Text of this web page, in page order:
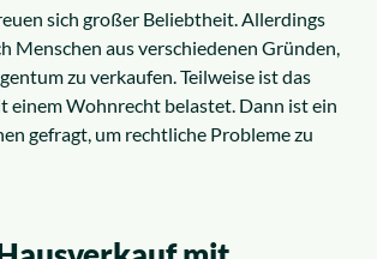
sich großer Beliebtheit. Allerdings
Menschen aus verschiedenen Gründen,
zu verkaufen. Teilweise ist das
einem Wohnrecht belastet. Dann ist ein
gefragt, um rechtliche Probleme zu